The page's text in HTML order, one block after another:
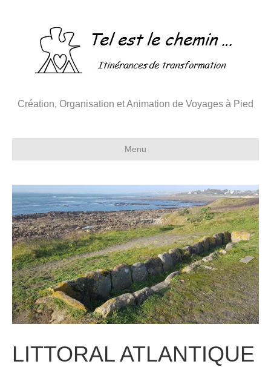
Création, Organisation et Animation de Voyages à Pied
Menu
LITTORAL ATLANTIQUE